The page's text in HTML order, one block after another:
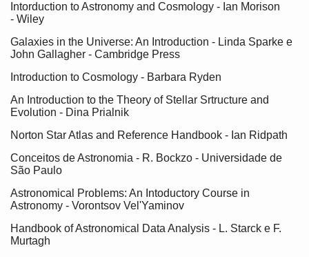
Intorduction to Astronomy and Cosmology - Ian Morison
- Wiley
Galaxies in the Universe: An Introduction - Linda Sparke e
John Gallagher - Cambridge Press
Introduction to Cosmology - Barbara Ryden
An Introduction to the Theory of Stellar Srtructure and
Evolution - Dina Prialnik
Norton Star Atlas and Reference Handbook - Ian Ridpath
Conceitos de Astronomia - R. Bockzo - Universidade de
São Paulo
Astronomical Problems: An Intoductory Course in
Astronomy - Vorontsov Vel'Yaminov
Handbook of Astronomical Data Analysis - L. Starck e F.
Murtagh